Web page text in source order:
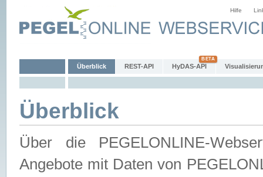
Hilfe
Überblick REST-API HyDAS-API
Überblick
Über die PEGELONLINE-
Angebote mit Daten von